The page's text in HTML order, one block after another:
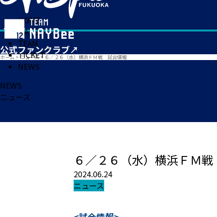
HOME
MATCH
TEAM
TICKET
NEWS
ホーム > ニュース> ６／２６（水）横浜ＦＭ戦 試合情報
NEWS
ニュース
６／２６（水）横浜ＦＭ
2024.06.24
ニュース